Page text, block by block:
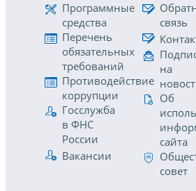
Программные
средства
Перечень
обязательных
требований
Противодействие
коррупции
Госслужба
в ФНС
России
Вакансии
связь
на
Об
сайта
совет